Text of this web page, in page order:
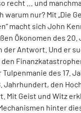
recht … und
warum nur? Mit „Die
macht sich John
Ökonomen des
der Antwort. Und er
des 17.
Jahrhundert, den
Mit Geist und Witz
hinter